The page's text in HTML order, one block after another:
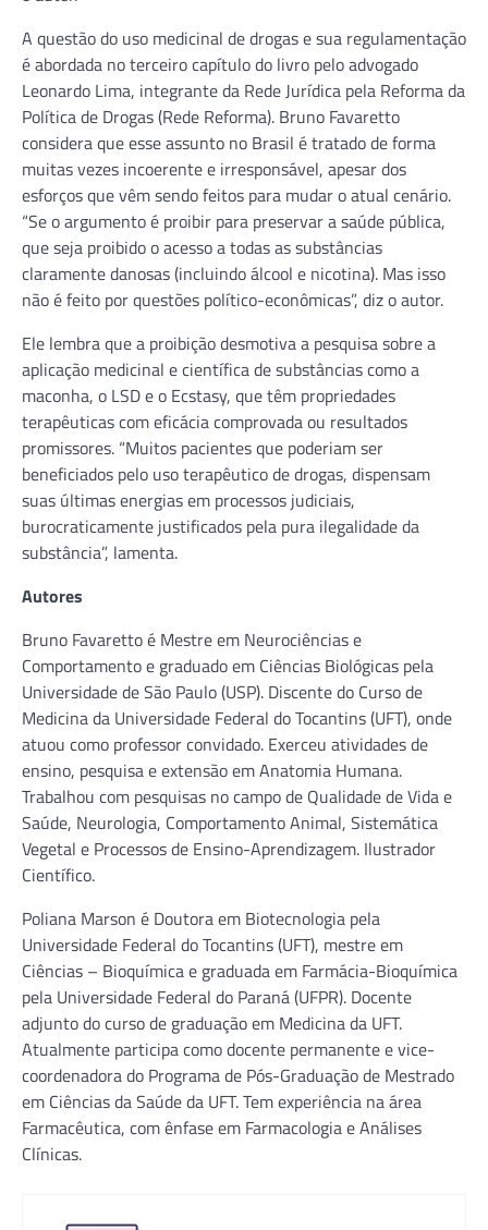
A questão do uso medicinal de drogas e sua regulamentação
é abordada no terceiro capítulo do livro pelo advogado
Leonardo Lima, integrante da Rede Jurídica pela Reforma da
Política de Drogas (Rede Reforma). Bruno Favaretto
considera que esse assunto no Brasil é tratado de forma
muitas vezes incoerente e irresponsável, apesar dos
esforços que vêm sendo feitos para mudar o atual cenário.
“Se o argumento é proibir para preservar a saúde pública,
que seja proibido o acesso a todas as substâncias
claramente danosas (incluindo álcool e nicotina). Mas isso
não é feito por questões político-econômicas”, diz o autor.
Ele lembra que a proibição desmotiva a pesquisa sobre a
aplicação medicinal e científica de substâncias como a
maconha, o LSD e o Ecstasy, que têm propriedades
terapêuticas com eficácia comprovada ou resultados
promissores. “Muitos pacientes que poderiam ser
beneficiados pelo uso terapêutico de drogas, dispensam
suas últimas energias em processos judiciais,
burocraticamente justificados pela pura ilegalidade da
substância”, lamenta.
Autores
Bruno Favaretto é Mestre em Neurociências e
Comportamento e graduado em Ciências Biológicas pela
Universidade de São Paulo (USP). Discente do Curso de
Medicina da Universidade Federal do Tocantins (UFT), onde
atuou como professor convidado. Exerceu atividades de
ensino, pesquisa e extensão em Anatomia Humana.
Trabalhou com pesquisas no campo de Qualidade de Vida e
Saúde, Neurologia, Comportamento Animal, Sistemática
Vegetal e Processos de Ensino-Aprendizagem. Ilustrador
Científico.
Poliana Marson é Doutora em Biotecnologia pela
Universidade Federal do Tocantins (UFT), mestre em
Ciências – Bioquímica e graduada em Farmácia-Bioquímica
pela Universidade Federal do Paraná (UFPR). Docente
adjunto do curso de graduação em Medicina da UFT.
Atualmente participa como docente permanente e vice-
coordenadora do Programa de Pós-Graduação de Mestrado
em Ciências da Saúde da UFT. Tem experiência na área
Farmacêutica, com ênfase em Farmacologia e Análises
Clínicas.